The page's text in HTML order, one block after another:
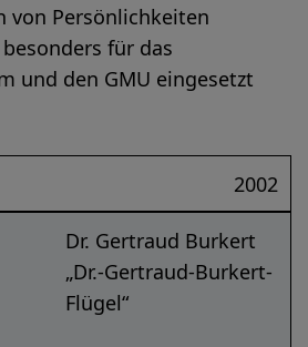
von Persönlichkeiten
für das
und den GMU eingesetzt
2002
Dr. Gertraud Burkert
„Dr.-Gertraud-Burkert-
Flügel“